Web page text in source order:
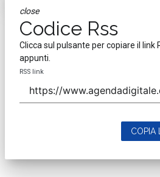
close
Codice Rss
Clicca sul pulsante per copiare il link
appunti.
RSS link
COPIA